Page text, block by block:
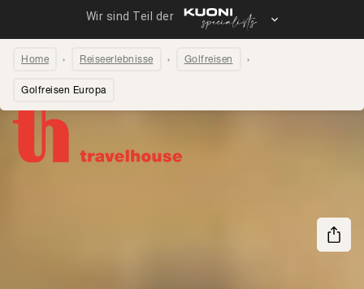
Home Reiseerlebnisse Golfreisen
Golfreisen Europa